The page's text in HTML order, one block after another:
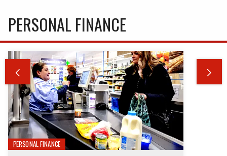
PERSONAL FINANCE
 
PERSONAL FINANCE